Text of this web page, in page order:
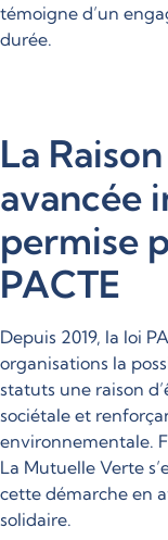
témoigne d’un
durée.
La
avancée
permise
PACTE
Depuis 2019, la loi
organisations la
statuts une raison
sociétale et
environnementale.
La Mutuelle Verte
cette démarche en
solidaire.